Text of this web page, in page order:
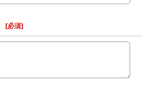
[必須]